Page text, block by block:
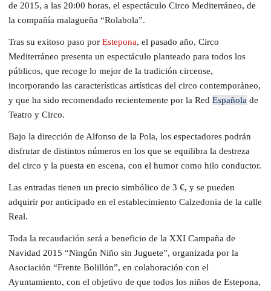
de 2015, a las 20:00 horas, el espectáculo Circo Mediterráneo, de
la compañía malagueña “Rolabola”.
Tras su exitoso paso por Estepona, el pasado año, Circo
Mediterráneo presenta un espectáculo planteado para todos los
públicos, que recoge lo mejor de la tradición circense,
incorporando las características artísticas del circo contemporáneo,
y que ha sido recomendado recientemente por la Red Española de
Teatro y Circo.
Bajo la dirección de Alfonso de la Pola, los espectadores podrán
disfrutar de distintos números en los que se equilibra la destreza
del circo y la puesta en escena, con el humor como hilo conductor.
Las entradas tienen un precio simbólico de 3 €, y se pueden
adquirir por anticipado en el establecimiento Calzedonia de la calle
Real.
Toda la recaudación será a beneficio de la XXI Campaña de
Navidad 2015 “Ningún Niño sin Juguete”, organizada por la
Asociación “Frente Bolillón”, en colaboración con el
Ayuntamiento, con el objetivo de que todos los niños de Estepona,